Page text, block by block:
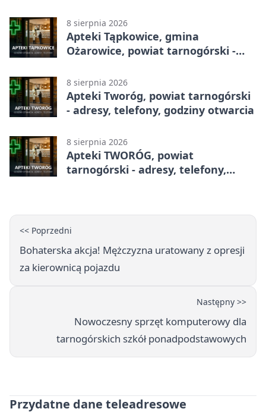
8 sierpnia 2026
Apteki Tąpkowice, gmina
Ożarowice, powiat tarnogórski -
8 sierpnia 2026
Apteki Tworóg, powiat tarnogórski
- adresy, telefony, godziny otwarcia
8 sierpnia 2026
Apteki TWORÓG, powiat
tarnogórski - adresy, telefony,
<< Poprzedni
Bohaterska akcja! Mężczyzna uratowany z opresji
za kierownicą pojazdu
Następny >>
Nowoczesny sprzęt komputerowy dla
tarnogórskich szkół ponadpodstawowych
Przydatne dane teleadresowe